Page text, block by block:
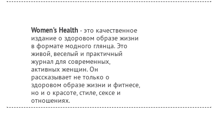
Women’s Health - это качественное
издание о здоровом образе жизни
в формате модного глянца. Это
живой, веселый и практичный
журнал для современных,
активных женщин. Он
рассказывает не только о
здоровом образе жизни и фитнесе,
но и о красоте, стиле, сексе и
отношениях.